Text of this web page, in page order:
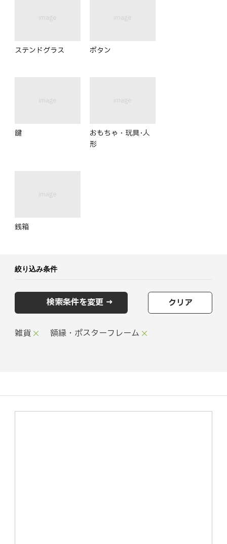
image
ステンドグラス
image
ボタン
image
鍵
image
おもちゃ・玩具･人
形
image
銭箱
絞り込み条件
検索条件を変更 → クリア
雑貨 額縁・ポスターフレーム